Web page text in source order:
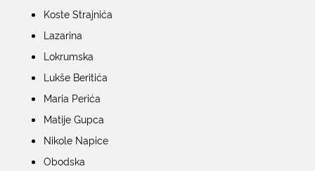
Koste Strajnića
Lazarina
Lokrumska
Lukše Beritića
Maria Perića
Matije Gupca
Nikole Napice
Obodska